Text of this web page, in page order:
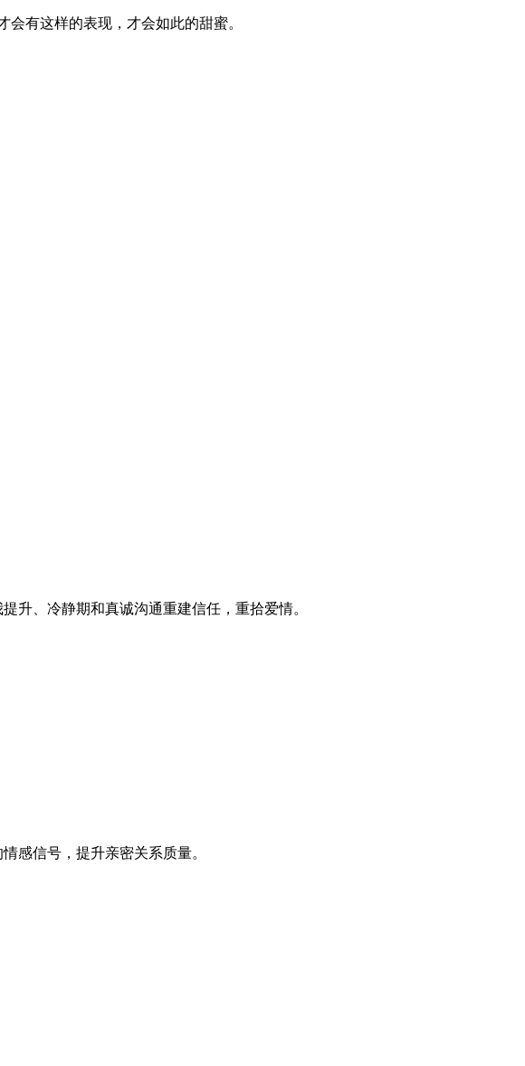
有这样的表现，才会如此的甜蜜。
升、冷静期和真诚沟通重建信任，重拾爱情。
感信号，提升亲密关系质量。